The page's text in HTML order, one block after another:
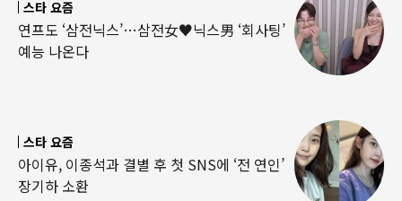
스타 요즘
연프도 ‘삼전닉스’…삼전女♥닉스男 ‘회사팅’
예능 나온다
스타 요즘
아이유, 이종석과 결별 후 첫 SNS에 ‘전 연인’
장기하 소환